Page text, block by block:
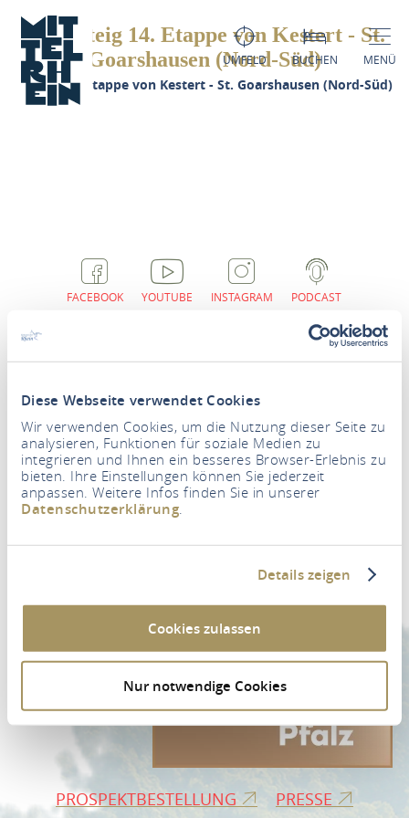
Diese Webseite verwendet Cookies
Wir verwenden Cookies, um die Nutzung dieser Seite zu
analysieren, Funktionen für soziale Medien zu
integrieren und Ihnen ein besseres Browser-Erlebnis zu
bieten. Ihre Einstellungen können Sie jederzeit
anpassen. Weitere Infos finden Sie in unserer
Datenschutzerklärung
Details zeigen
Cookies zulassen
Nur notwendige Cookies
UMFELD BUCHEN MENÜ
Rheinsteig 14. Etappe von Kestert - St.
Goarshausen (Nord-Süd)
14. Etappe von Kestert - St. Goarshausen (Nord-Süd)
FACEBOOK YOUTUBE INSTAGRAM PODCAST
Newsletter
PROSPEKTBESTELLUNG PRESSE